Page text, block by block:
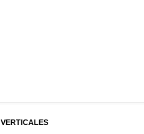
VERTICALES